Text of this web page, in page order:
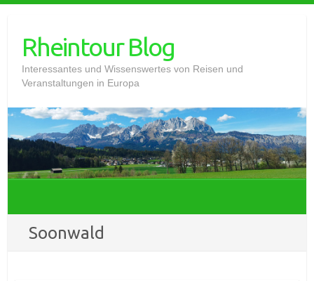
contentRheintour Blog
Interessantes und Wissenswertes von Reisen und
Veranstaltungen in Europa
Soonwald